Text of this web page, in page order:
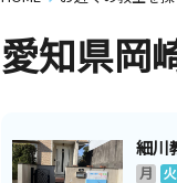
愛知県岡
細川
月 火